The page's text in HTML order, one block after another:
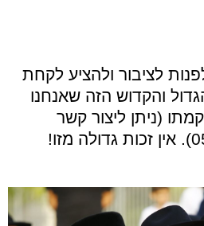
לציבור ולהציע לקחת
והקדוש הזה שאנחנו
(ניתן ליצור קשר